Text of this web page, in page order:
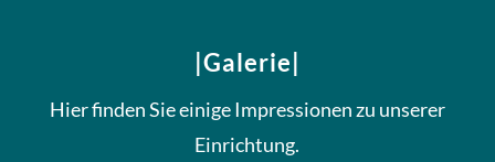
|Galerie|
Hier finden Sie einige Impressionen zu unserer
Einrichtung.